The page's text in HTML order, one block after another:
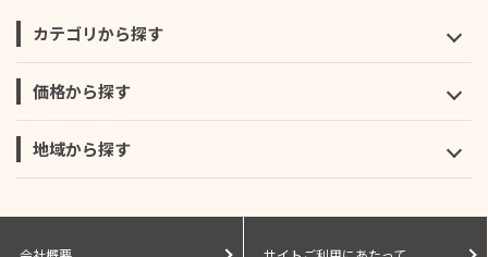
カテゴリから探す
価格から探す
地域から探す